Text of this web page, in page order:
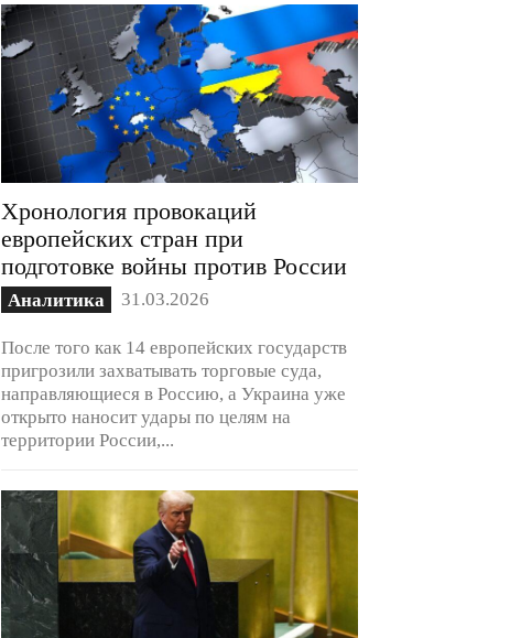
Хронология провокаций
европейских стран при
подготовке войны против России
Аналитика 31.03.2026
После того как 14 европейских государств
пригрозили захватывать торговые суда,
направляющиеся в Россию, а Украина уже
открыто наносит удары по целям на
территории России,...